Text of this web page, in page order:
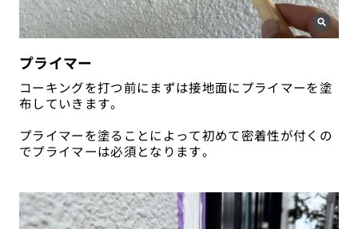
プライマー
コーキングを打つ前にまずは接地面にプライマーを塗
布していきます。
プライマーを塗ることによって初めて密着性が付くの
でプライマーは必須となります。